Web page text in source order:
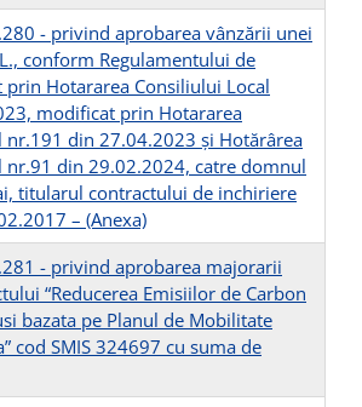
- privind aprobarea vânzării unei
conform Regulamentului de
prin Hotararea Consiliului Local
modificat prin Hotararea
nr.191 din 27.04.2023 și Hotărârea
nr.91 din 29.02.2024, catre domnul
titularul contractului de inchiriere
– (Anexa)
- privind aprobarea majorarii
“Reducerea Emisiilor de Carbon
bazata pe Planul de Mobilitate
cod SMIS 324697 cu suma de